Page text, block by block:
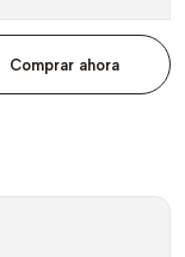
Comprar ahora